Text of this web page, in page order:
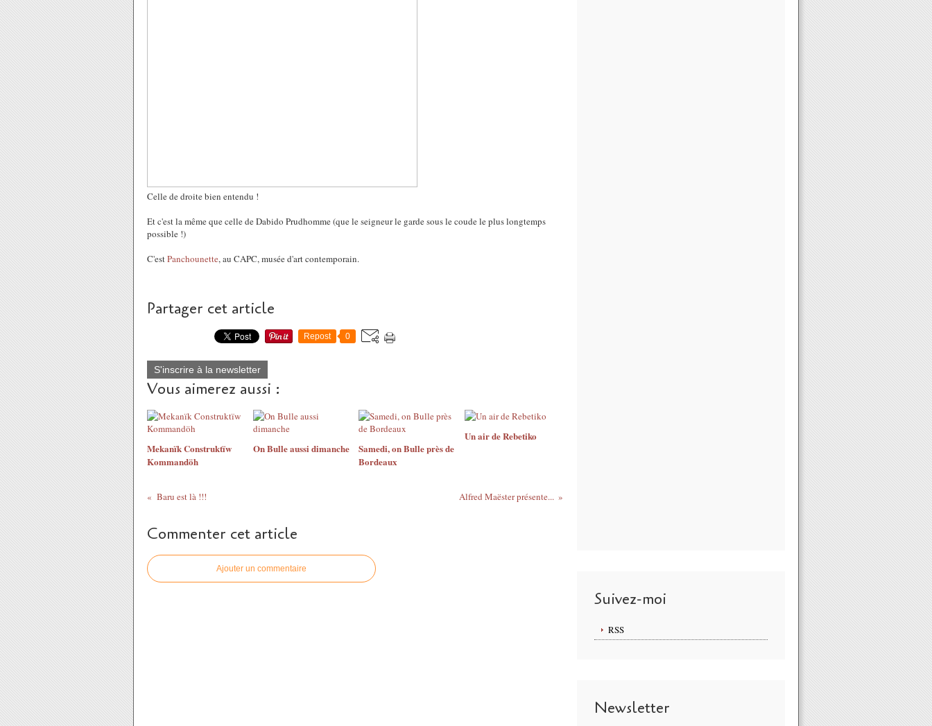
Celle de droite bien entendu !
Et c'est la même que celle de Dabido Prudhomme (que le seigneur le garde sous le coude le plus longtemps
possible !)
C'estPanchounette, au CAPC, musée d'art contemporain.
Partager cet article
Repost 0
S'inscrire à la newsletter
Vous aimerez aussi :
Mekanïk Construktïw
Kommandöh
On Bulle aussi dimanche
Samedi, on Bulle près de
Bordeaux
Un air de Rebetiko
Baru est là !!! Alfred Maëster présente...
Commenter cet article
Ajouter un commentaire
Suivez-moi
RSS
Newsletter